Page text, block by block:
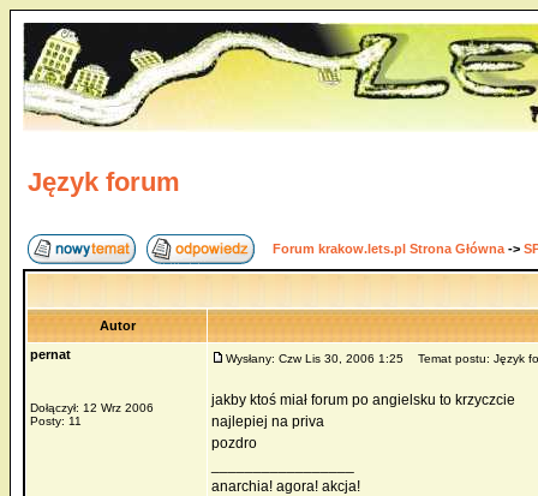
Język forum
Forum krakow.lets.pl Strona Główna ->
Autor
pernat
Dołączył: 12 Wrz 2006
Posty: 11
Wysłany: Czw Lis 30, 2006 1:25 Temat postu: Język
jakby ktoś miał forum po angielsku to krzyczcie
najlepiej na priva
pozdro
anarchia! agora! akcja!